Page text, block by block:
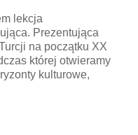
lekcja
Prezentująca
na początku XX
której otwieramy
kulturowe,